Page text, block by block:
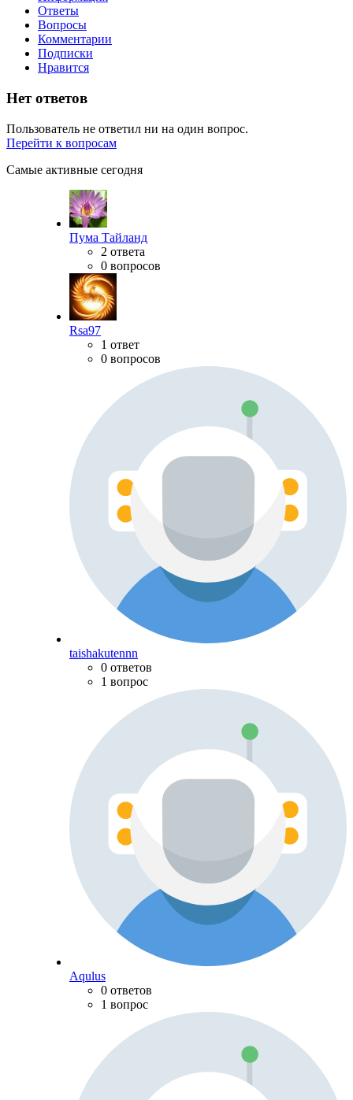
Ответы
Вопросы
Комментарии
Подписки
Нравится
Нет ответов
Пользователь не ответил ни на один вопрос.
Перейти к вопросам
Самые активные сегодня
Пума Тайланд
2 ответа
0 вопросов
Rsa97
1 ответ
0 вопросов
taishakutennn
0 ответов
1 вопрос
Aqulus
0 ответов
1 вопрос